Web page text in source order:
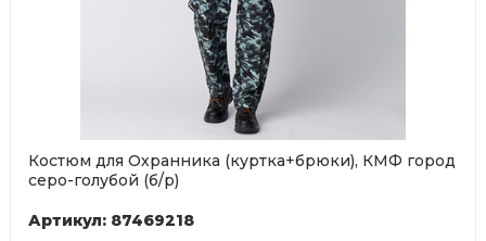
Костюм для Охранника (куртка+брюки), КМФ город
серо-голубой (б/р)
Артикул: 87469218